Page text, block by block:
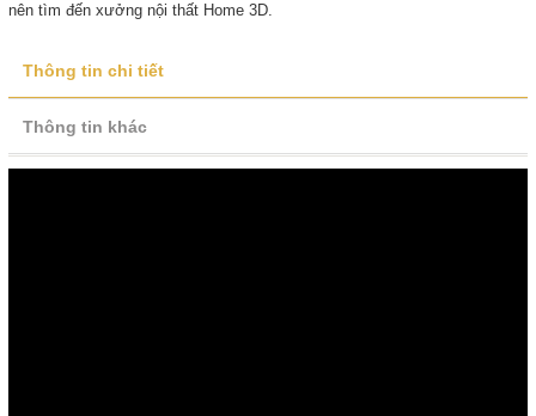
nên tìm đến xưởng nội thất Home 3D.
Thông tin chi tiết
Thông tin khác